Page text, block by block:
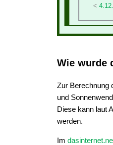
Wie wurde
Zur Berechnung
und
Diese kann laut
werden.
Im